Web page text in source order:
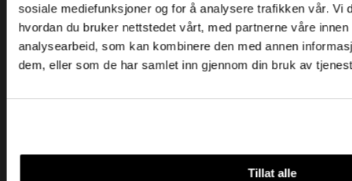
sosiale mediefunksjoner og for å analysere trafikken vår. Vi
hvordan du bruker nettstedet vårt, med partnerne våre
analysearbeid, som kan kombinere den med annen
dem, eller som de har samlet inn gjennom din bruk av
Tillat alle
Telefon: +47 22 92 50 00
E-post: kundeservice@tendenz.net
Nyttige lenker
Datablad